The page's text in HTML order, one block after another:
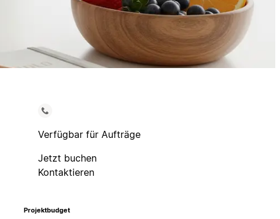
Verfügbar für Aufträge
Jetzt buchen
Kontaktieren
Projektbudget